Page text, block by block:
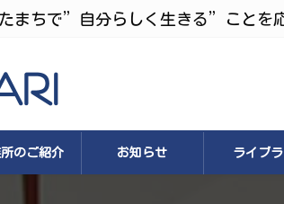
まちで”自分らしく生きる”ことを
のご紹介 お知らせ ライブラ